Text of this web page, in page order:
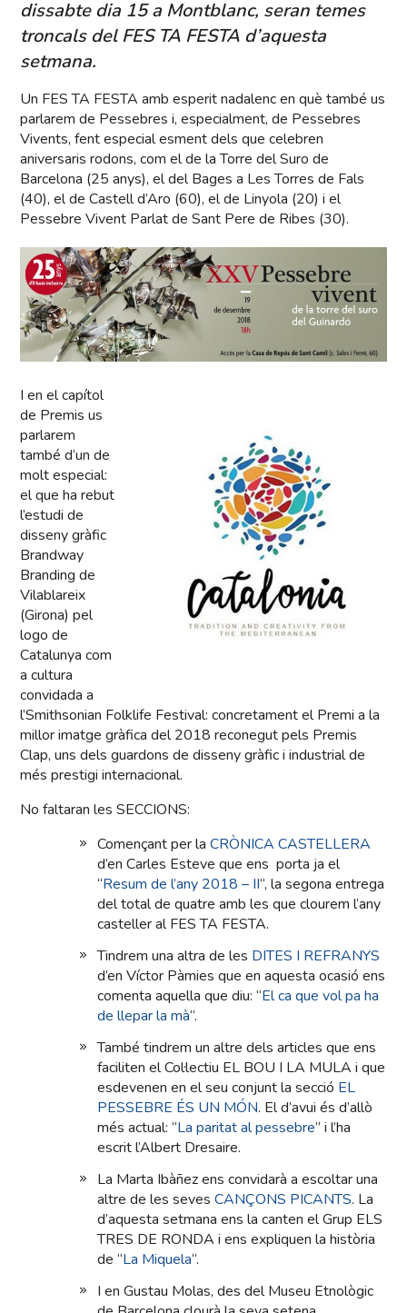
dissabte dia 15 a Montblanc, seran temes
troncals del FES TA FESTA d’aquesta
setmana.
Un FES TA FESTA amb esperit nadalenc en què també us
parlarem de Pessebres i, especialment, de Pessebres
Vivents, fent especial esment dels que celebren
aniversaris rodons, com el de la Torre del Suro de
Barcelona (25 anys), el del Bages a Les Torres de Fals
(40), el de Castell d’Aro (60), el de Linyola (20) i el
Pessebre Vivent Parlat de Sant Pere de Ribes (30).
I en el capítol
de Premis us
parlarem
també d’un de
molt especial:
el que ha rebut
l’estudi de
disseny gràfic
Brandway
Branding de
Vilablareix
(Girona) pel
logo de
Catalunya com
a cultura
convidada a
l’Smithsonian Folklife Festival: concretament el Premi a la
millor imatge gràfica del 2018 reconegut pels Premis
Clap, uns dels guardons de disseny gràfic i industrial de
més prestigi internacional.
No faltaran les SECCIONS:
Començant per laCRÒNICA CASTELLERA
d’en Carles Esteve que ens porta ja el
“Resum de l’any 2018 – II“, la segona entrega
del total de quatre amb les que clourem l’any
casteller al FES TA FESTA.
Tindrem una altra de les DITES I REFRANYS
d’en Víctor Pàmies que en aquesta ocasió ens
comenta aquella que diu: “El ca que vol pa ha
de llepar la mà“.
També tindrem un altre dels articles que ens
faciliten el Col·lectiu EL BOU I LA MULA i que
esdevenen en el seu conjunt la secció EL
PESSEBRE ÉS UN MÓN. El d’avui és d’allò
més actual: “La paritat al pessebre” i l’ha
escrit l’Albert Dresaire.
La Marta Ibàñez ens convidarà a escoltar una
altre de les sevesCANÇONS PICANTS. La
d’aquesta setmana ens la canten el Grup ELS
TRES DE RONDA i ens expliquen la història
de “La Miquela“.
I en Gustau Molas, des del Museu Etnològic